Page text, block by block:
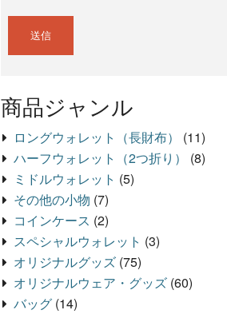
商品ジャンル
ロングウォレット（長財布）
(11)
ハーフウォレット（2つ折り）
(8)
ミドルウォレット (5)
その他の小物 (7)
コインケース (2)
スペシャルウォレット (3)
オリジナルグッズ (75)
オリジナルウェア・グッズ (60)
バッグ (14)